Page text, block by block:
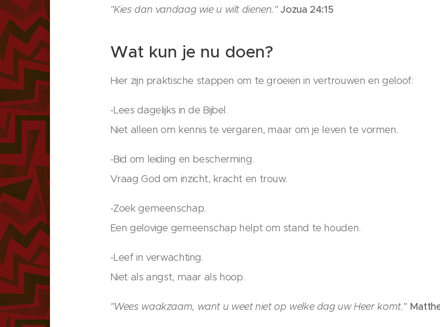
"Kies dan vandaag wie u wilt dienen."Jozua 24:15
Wat kun je nu doen?
Hier zijn praktische stappen om te groeien in vertrouwen en geloof:
-Lees dagelijks in de Bijbel.
Niet alleen om kennis te vergaren, maar om je leven te vormen.
-Bid om leiding en bescherming.
Vraag God om inzicht, kracht en trouw.
-Zoek gemeenschap.
Een gelovige gemeenschap helpt om stand te houden.
-Leef in verwachting.
Niet als angst, maar als hoop.
"Wees waakzaam, want u weet niet op welke dag uw Heer komt."